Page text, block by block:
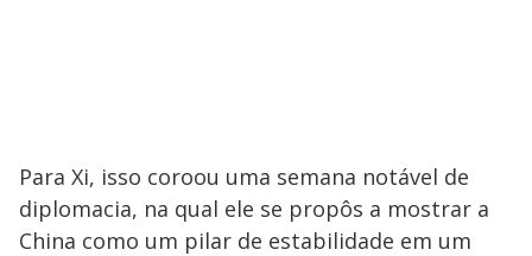
Para Xi, isso coroou uma semana notável de
diplomacia, na qual ele se propôs a mostrar a
China como um pilar de estabilidade em um